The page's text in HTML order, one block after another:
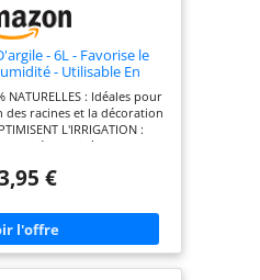
- 6L - Favorise le
- Utilisable En
OBRPARG6U
NATURELLES : Idéales pour
des racines et la décoration
L'IRRIGATION :
et la libèrent
pour le rempotage,
FABRIQUÉES en
locale et écologique pour
responsable. PROTECTION
vos plantes des
€